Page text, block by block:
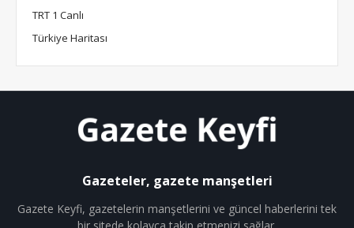
TRT 1 Canlı
Türkiye Haritası
Gazeteler, gazete manşetleri
Gazete Keyfi, gazetelerin manşetlerini ve güncel haberlerini tek